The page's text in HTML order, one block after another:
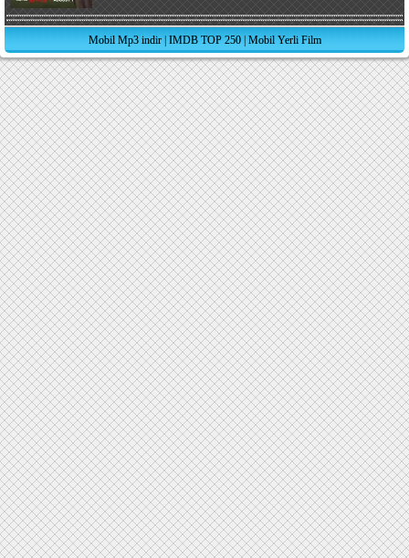
Mobil Mp3 indir| IMDB TOP 250| Mobil Yerli Film